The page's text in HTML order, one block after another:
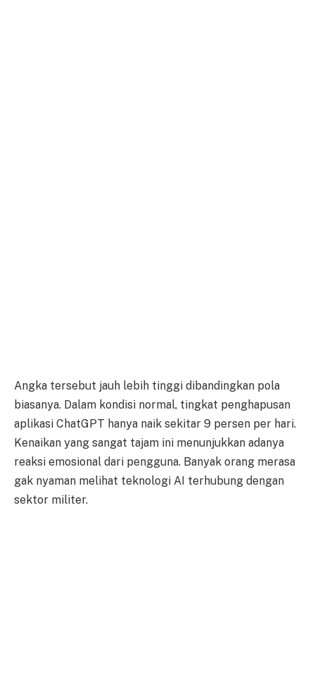
Angka tersebut jauh lebih tinggi dibandingkan pola
biasanya. Dalam kondisi normal, tingkat penghapusan
aplikasi ChatGPT hanya naik sekitar 9 persen per hari.
Kenaikan yang sangat tajam ini menunjukkan adanya
reaksi emosional dari pengguna. Banyak orang merasa
gak nyaman melihat teknologi AI terhubung dengan
sektor militer.